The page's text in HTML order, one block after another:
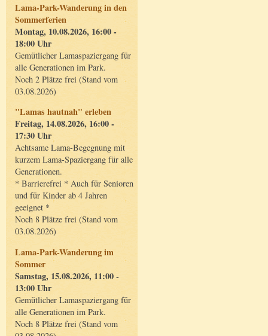
Lama-Park-Wanderung in den
Sommerferien
Montag, 10.08.2026, 16:00 -
18:00 Uhr
Gemütlicher Lamaspaziergang für
alle Generationen im Park.
Noch 2 Plätze frei (Stand vom
03.08.2026)
"Lamas hautnah" erleben
Freitag, 14.08.2026, 16:00 -
17:30 Uhr
Achtsame Lama-Begegnung mit
kurzem Lama-Spaziergang für alle
Generationen.
* Barrierefrei * Auch für Senioren
und für Kinder ab 4 Jahren
geeignet *
Noch 8 Plätze frei (Stand vom
03.08.2026)
Lama-Park-Wanderung im
Sommer
Samstag, 15.08.2026, 11:00 -
13:00 Uhr
Gemütlicher Lamaspaziergang für
alle Generationen im Park.
Noch 8 Plätze frei (Stand vom